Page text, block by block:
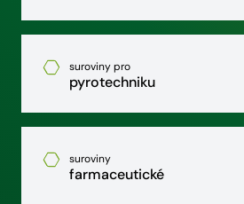
suroviny pro
pyrotechniku
suroviny
farmaceutické